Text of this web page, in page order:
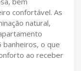
confortável. As
natural,
banheiros, o que
ao receber